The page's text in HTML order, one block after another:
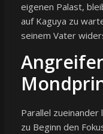
eigenen Palast,
auf Kaguya zu
seinem Vater
Parallel zueinander
zu Beginn den